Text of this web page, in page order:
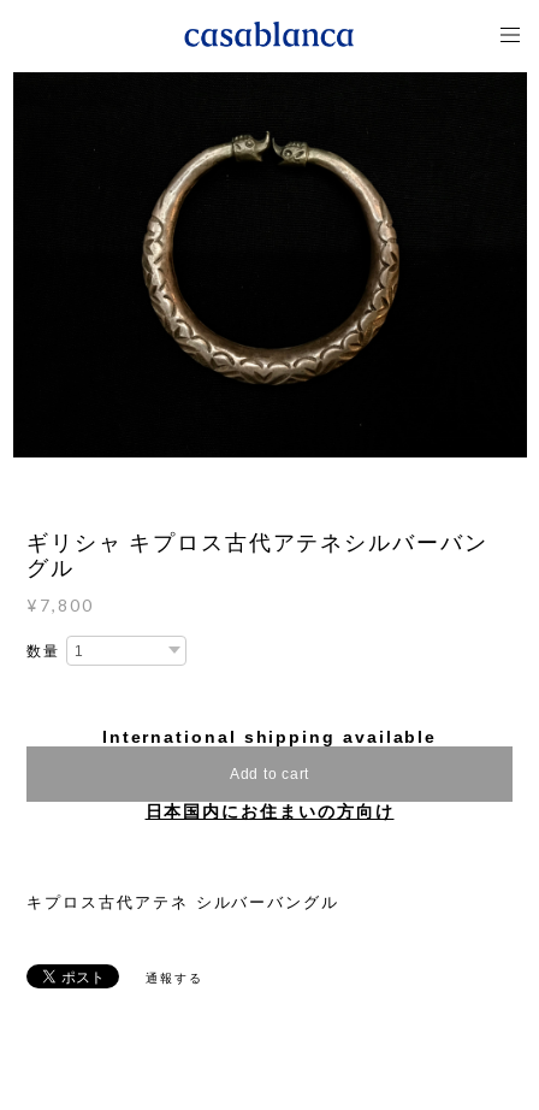
ギリシャ キプロス古代アテネシルバーバン
グル
¥7,800
数量
International shipping available
Add to cart
日本国内にお住まいの方向け
キプロス古代アテネ シルバーバングル
通報する